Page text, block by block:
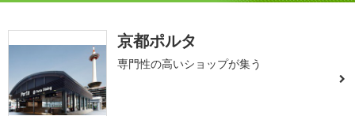
京都ポルタ
専門性の高いショップが集う